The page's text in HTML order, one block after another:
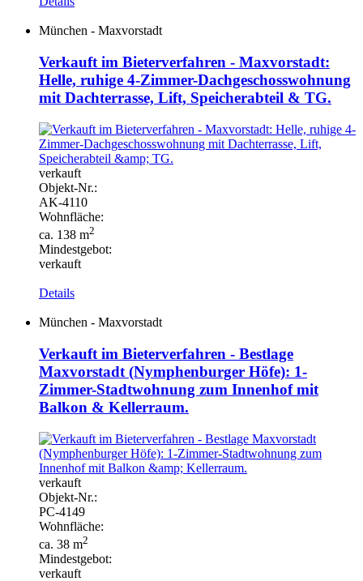
München - Maxvorstadt
Verkauft im Bieterverfahren - Maxvorstadt:
Helle, ruhige 4-Zimmer-Dachgeschosswohnung
mit Dachterrasse, Lift, Speicherabteil & TG.
verkauft
Objekt-Nr.:
AK-4110
Wohnfläche:
ca. 138 m2
Mindestgebot:
verkauft
Details
München - Maxvorstadt
Verkauft im Bieterverfahren - Bestlage
Maxvorstadt (Nymphenburger Höfe): 1-
Zimmer-Stadtwohnung zum Innenhof mit
Balkon & Kellerraum.
verkauft
Objekt-Nr.:
PC-4149
Wohnfläche:
ca. 38 m2
Mindestgebot:
verkauft